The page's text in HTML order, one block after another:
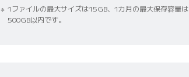
1ファイルの最大サイズは15GB、1カ月の最大保存容量は
500GB以内です。